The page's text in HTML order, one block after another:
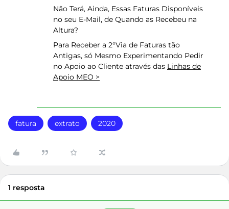
Não Terá, Ainda, Essas Faturas Disponíveis
no seu E-Mail, de Quando as Recebeu na
Altura?
Para Receber a 2°Via de Faturas tão
Antigas, só Mesmo Experimentando Pedir
no Apoio ao Cliente através das Linhas de
Apoio MEO >
fatura extrato 2020
1 resposta